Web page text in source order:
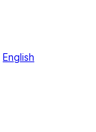
English